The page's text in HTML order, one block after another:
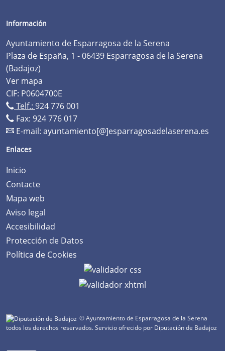
Información
Ayuntamiento de Esparragosa de la Serena
Plaza de España, 1 - 06439 Esparragosa de la Serena
(Badajoz)
Ver mapa
CIF: P0604700E
Telf.: 924 776 001
Fax: 924 776 017
E-mail: ayuntamiento[@]esparragosadelaserena.es
Enlaces
Inicio
Contacte
Mapa web
Aviso legal
Accesibilidad
Protección de Datos
Política de Cookies
© Ayuntamiento de Esparragosa de la Serena
todos los derechos reservados.Servicio ofrecido por Diputación de Badajoz